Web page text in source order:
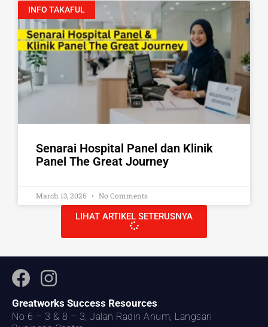
INFO TAKAFUL
Senarai Hospital Panel dan Klinik
Panel The Great Journey
March 13, 2026 No Comments
LIHAT ARTIKEL SETERUSNYA
Greatworks Success Resources
No 6 – 3 & 8 – 3, Jalan Radin Anum, Langsari